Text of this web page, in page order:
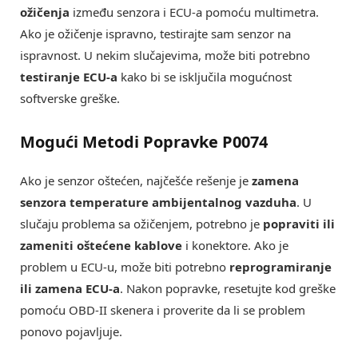
ožičenja između senzora i ECU-a pomoću multimetra.
Ako je ožičenje ispravno, testirajte sam senzor na
ispravnost. U nekim slučajevima, može biti potrebno
testiranje ECU-a kako bi se isključila mogućnost
softverske greške.
Mogući Metodi Popravke P0074
Ako je senzor oštećen, najčešće rešenje je zamena
senzora temperature ambijentalnog vazduha. U
slučaju problema sa ožičenjem, potrebno je popraviti ili
zameniti oštećene kablove i konektore. Ako je
problem u ECU-u, može biti potrebno reprogramiranje
ili zamena ECU-a. Nakon popravke, resetujte kod greške
pomoću OBD-II skenera i proverite da li se problem
ponovo pojavljuje.